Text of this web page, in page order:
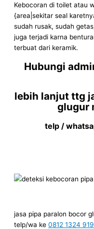
Kebocoran di toilet atau
{area|sekitar seal
sudah rusak, sudah
juga terjadi karna
terbuat dari keramik.
Hubungi
lebih lanjut ttg
glugur
telp /
jasa pipa paralon bocor
telp/wa ke0812 1324